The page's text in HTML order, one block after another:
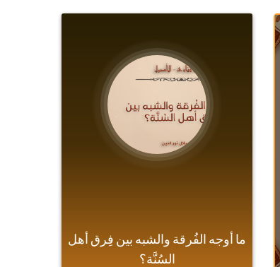
ما أوجه الفُرقة والشبه بين فِرق أهل
السُنَّة؟